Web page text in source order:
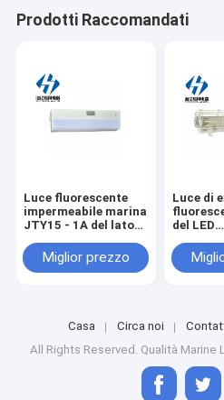
Prodotti Raccomandati
Luce fluorescente
impermeabile marina
JTY15 - 1A del lato
Fluorescent Light
IP20
Miglior prezzo
Luce di
del LED
Mesh
2ef
Casa Circa noi
All Rights Reserved. Qualità Marine